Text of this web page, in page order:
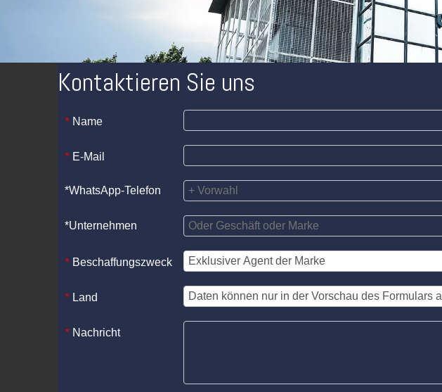
Kontaktieren Sie uns
* Name
* E-Mail
*WhatsApp-Telefon
*Unternehmen
* Beschaffungszweck
* Land
* Nachricht